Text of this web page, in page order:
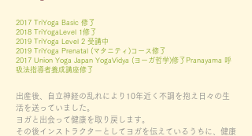
2017 TriYoga Basic 修了
2018 TriYogaLevel 1修了
2019 TriYoga Level 2 受講中
2019 TriYoga Prenatal (マタニティ)コース修了
2017 Union Yoga Japan YogaVidya (ヨーガ哲学)修了Pranayama 呼
吸法指導者養成講座修了
出産後、自立神経の乱れにより10年近く不調を抱え日々の生
活を送っていました。
ヨガと出会って健康を取り戻します。
その後インストラクターとしてヨガを伝えているうちに、健康